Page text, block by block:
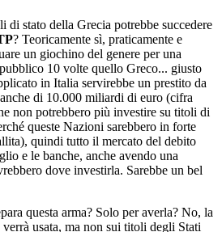
di stato della Grecia potrebbe succedere
? Teoricamente sì, praticamente e
un giochino del genere per una
10 volte quello Greco... giusto
in Italia servirebbe un prestito da
di 10.000 miliardi di euro (cifra
non potrebbero più investire su titoli di
queste Nazioni sarebbero in forte
quindi tutto il mercato del debito
e le banche, anche avendo una
dove investirla. Sarebbe un bel
questa arma? Solo per averla? No, la
usata, ma non sui titoli degli Stati